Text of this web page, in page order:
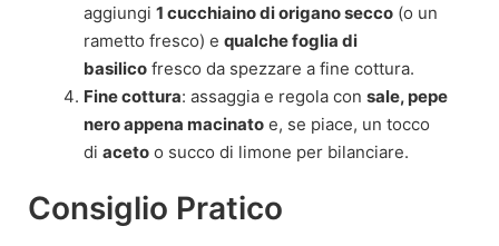
aggiungi 1 cucchiaino di origano secco (o un
rametto fresco) e qualche foglia di
basilico fresco da spezzare a fine cottura.
Fine cottura: assaggia e regola con sale, pepe
nero appena macinato e, se piace, un tocco
di aceto o succo di limone per bilanciare.
Consiglio Pratico